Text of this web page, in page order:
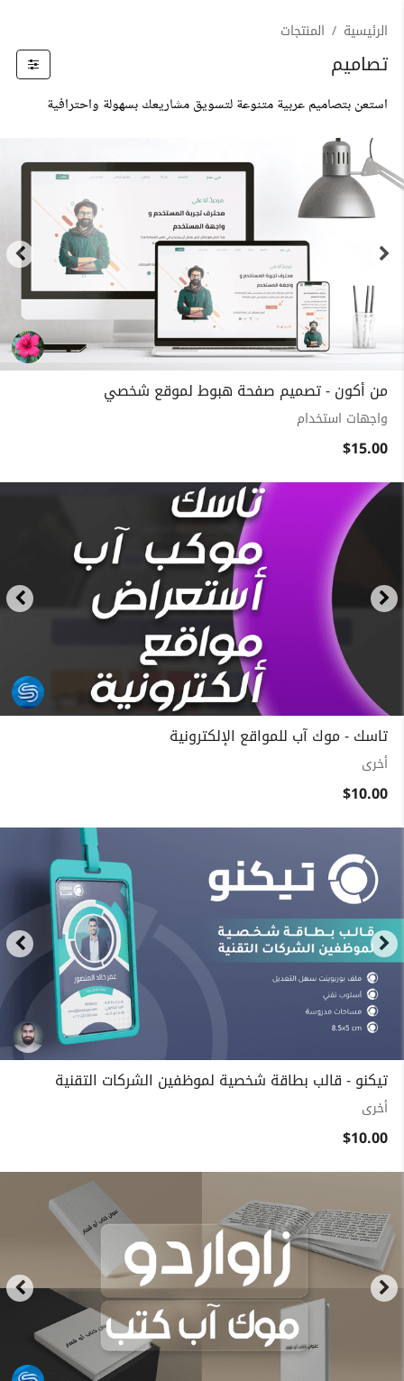
الرئيسية المنتجات
تصاميم
استعن بتصاميم عربية متنوعة لتسويق مشاريعك بسهولة واحترافية
من أكون - تصميم صفحة هبوط لموقع شخصي
واجهات استخدام
$15.00
تاسك - موك آب للمواقع الإلكترونية
أخرى
$10.00
تيكنو - قالب بطاقة شخصية لموظفين الشركات التقنية
أخرى
$10.00